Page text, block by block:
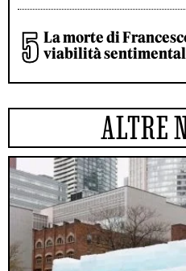
La morte di
viabilità
ALTRE